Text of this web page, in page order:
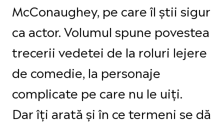
McConaughey, pe care îl știi sigur
ca actor. Volumul spune povestea
trecerii vedetei de la roluri lejere
de comedie, la personaje
complicate pe care nu le uiți.
Dar îți arată și în ce termeni se dă